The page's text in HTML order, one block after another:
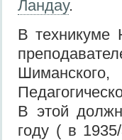
Ландау.
В техникуме
В этой
году ( в